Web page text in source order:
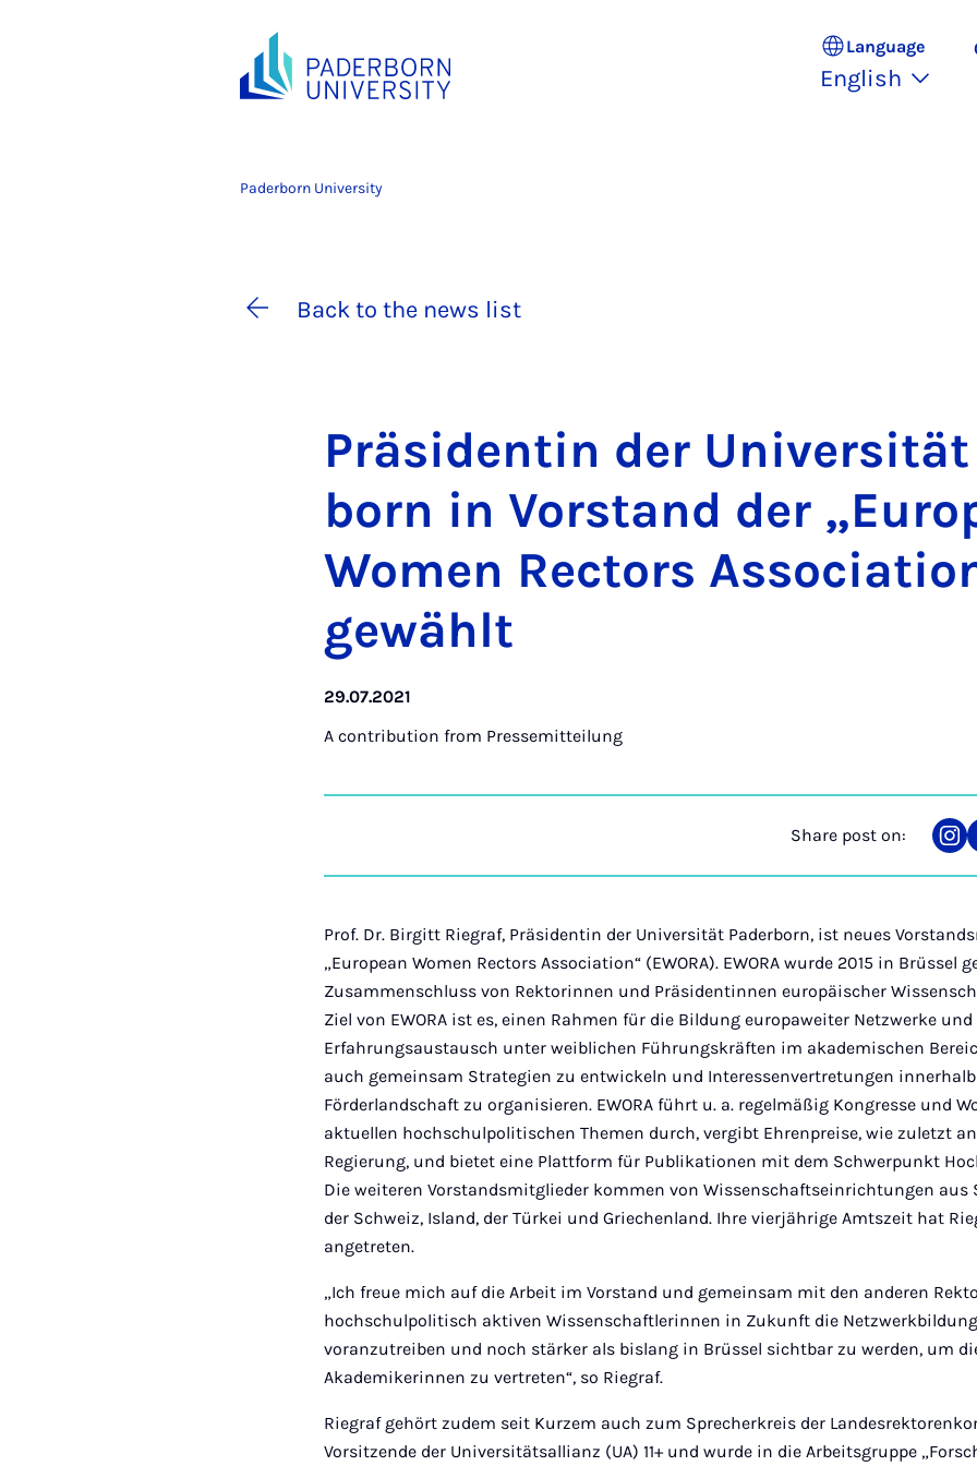
Language
English
Paderborn University
Back to the news list
Präsid­entin der
born in Vor­stand der
Wo­men Rect­ors
gewählt
29.07.2021
A contribution from Pressemitteilung
Share post on:
on
Prof. Dr. Birgitt Riegraf, Präsidentin der Universität Paderborn, ist neues
„European Women Rectors Association“ (EWORA). EWORA wurde 2015 in Brüssel
Zusammenschluss von Rektorinnen und Präsidentinnen europäischer
Ziel von EWORA ist es, einen Rahmen für die Bildung europaweiter Netzwerke und
Erfahrungsaustausch unter weiblichen Führungskräften im akademischen
auch gemeinsam Strategien zu entwickeln und Interessenvertretungen
Förderlandschaft zu organisieren. EWORA führt u. a. regelmäßig Kongresse und
aktuellen hochschulpolitischen Themen durch, vergibt Ehrenpreise, wie zuletzt
Regierung, und bietet eine Plattform für Publikationen mit dem Schwerpunkt
Die weiteren Vorstandsmitglieder kommen von Wissenschaftseinrichtungen aus
der Schweiz, Island, der Türkei und Griechenland. Ihre vierjährige Amtszeit hat
angetreten.
„Ich freue mich auf die Arbeit im Vorstand und gemeinsam mit den anderen
hochschulpolitisch aktiven Wissenschaftlerinnen in Zukunft die
voranzutreiben und noch stärker als bislang in Brüssel sichtbar zu werden, um
Akademikerinnen zu vertreten“, so Riegraf.
Riegraf gehört zudem seit Kurzem auch zum Sprecherkreis der
Vorsitzende der Universitätsallianz (UA) 11+ und wurde in die Arbeitsgruppe